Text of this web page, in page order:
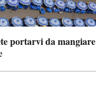
portarvi da mangiare